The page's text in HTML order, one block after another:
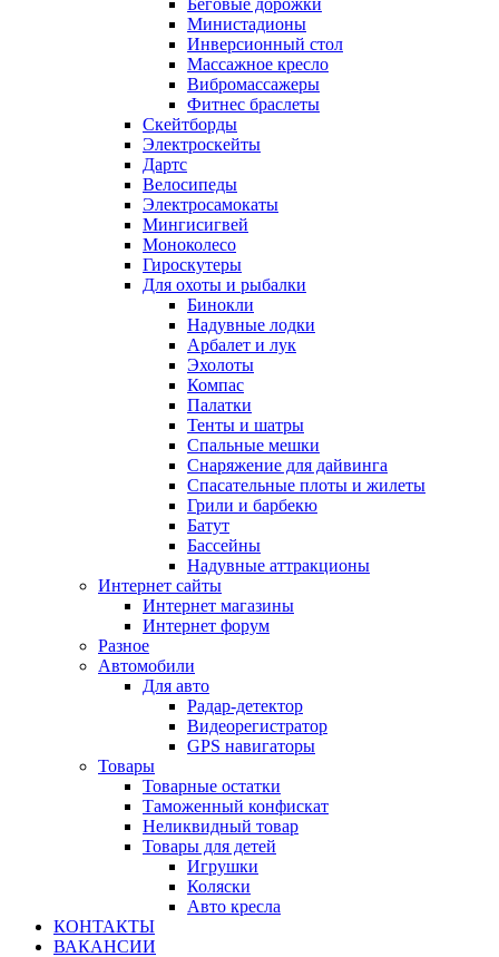
Беговые дорожки
Министадионы
Инверсионный стол
Массажное кресло
Вибромассажеры
Фитнес браслеты
Скейтборды
Электроскейты
Дартс
Велосипеды
Электросамокаты
Мингисигвей
Моноколесо
Гироскутеры
Для охоты и рыбалки
Бинокли
Надувные лодки
Арбалет и лук
Эхолоты
Компас
Палатки
Тенты и шатры
Спальные мешки
Снаряжение для дайвинга
Спасательные плоты и жилеты
Грили и барбекю
Батут
Бассейны
Надувные аттракционы
Интернет сайты
Интернет магазины
Интернет форум
Разное
Автомобили
Для авто
Радар-детектор
Видеорегистратор
GPS навигаторы
Товары
Товарные остатки
Таможенный конфискат
Неликвидный товар
Товары для детей
Игрушки
Коляски
Авто кресла
КОНТАКТЫ
ВАКАНСИИ